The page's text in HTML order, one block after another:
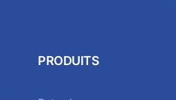
PRODUITS